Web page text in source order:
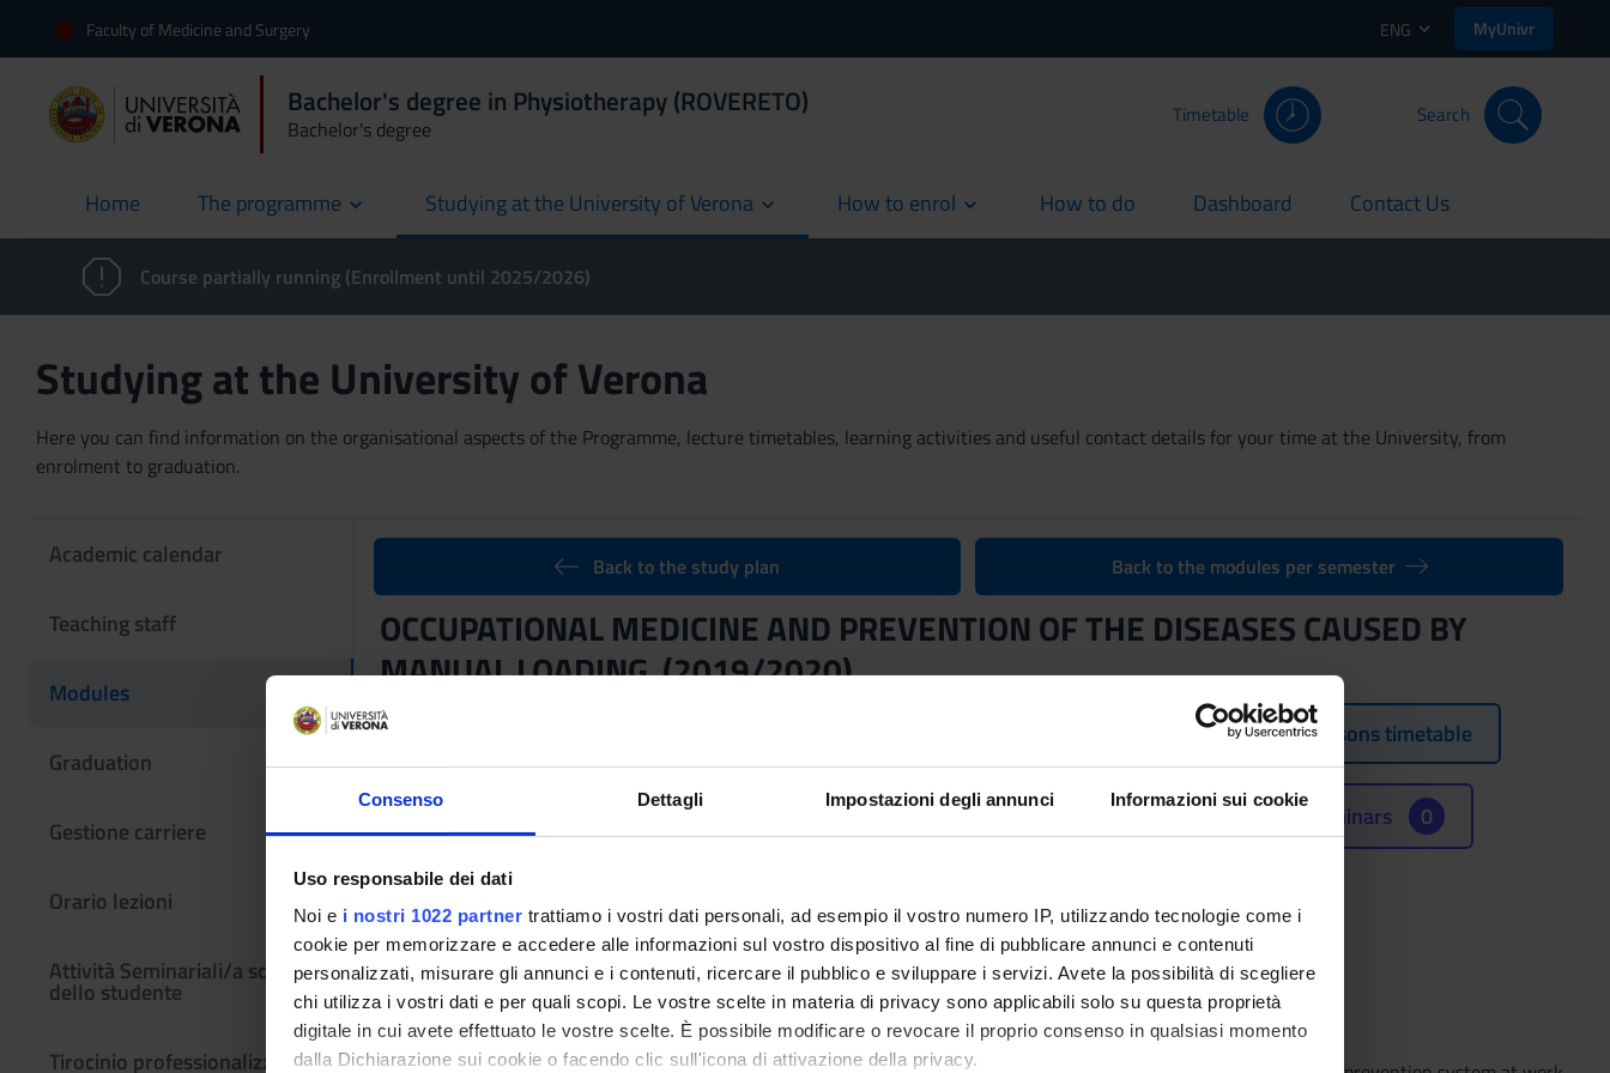
Consenso Dettagli Impostazioni degli annunci Informazioni sui cookie
Uso responsabile dei dati
Noi e i nostri 1022 partner trattiamo i vostri dati personali, ad esempio il vostro numero IP, utilizzando tecnologie come i
cookie per memorizzare e accedere alle informazioni sul vostro dispositivo al fine di pubblicare annunci e contenuti
personalizzati, misurare gli annunci e i contenuti, ricercare il pubblico e sviluppare i servizi. Avete la possibilità di scegliere
chi utilizza i vostri dati e per quali scopi. Le vostre scelte in materia di privacy sono applicabili solo su questa proprietà
digitale in cui avete effettuato le vostre scelte. È possibile modificare o revocare il proprio consenso in qualsiasi momento
dalla Dichiarazione sui cookie o facendo clic sull'icona di attivazione della privacy.
Faculty of Medicine and Surgery ENG MyUnivr
Bachelor's degree in Physiotherapy (ROVERETO)
Bachelor's degree
Timetable Search
Home
current The programme Studying at the University of Verona How to enrol How to do
current Dashboard
current Contact Us
current
Course partially running (Enrollment until 2025/2026)
Studying at the University of Verona
Here you can find information on the organisational aspects of the Programme, lecture timetables, learning activities and useful contact details for your time at the University, from
enrolment to graduation.
Academic calendar
Teaching staff
Modules
Graduation
Gestione carriere
Orario lezioni
Attività Seminariali/a scelta
dello studente
Tirocinio professionalizzante
Back to the study plan Back to the modules per semester
OCCUPATIONAL MEDICINE AND PREVENTION OF THE DISEASES CAUSED BY
MANUAL LOADING (2019/2020)
Teaching code
Credits
1
Language
Scientific Disciplinary Sector (SSD)
MED/44 - OCCUPATIONAL MEDICINE
FISIO ROV 1A1S dal Oct 9, 2019 al Dec 13, 2019.
Location
ROVERETO
Lessons timetable
Seminars 0
Learning outcomes